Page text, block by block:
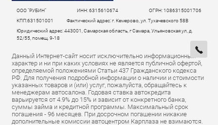
ООО "РУБИН" ИНН: 6315610674
ОГРН: 1086315001706
КПП:631501001
Фактический адрес: г. Кемерово, ул. Тухачевского 58В
Юридический адрес: 443001, Самарская область, г Самара, Ульяновская ул, д.
52/55, помещ. 9-18
Данный Интернет-сайт носит исключительно информационный
характер и ни при каких условиях не является публичной офертой,
определяемой положениями Статьи 437 Гражданского кодекса
РФ. Для получения подробной информации о наличии и стоимости
указанных товаров и (или) услуг, пожалуйста, обращайтесь к
менеджерам автосалона. Годовая ставка автокредита
варьируется от 4.9% до 15% и зависит от конкретного банка,
суммы займа и кредитной программы. Максимальный срок
погашения - 96 месяцев. При досрочном погашении никакие
дополнительные комиссии автоцентром Карплаза не взимаются.